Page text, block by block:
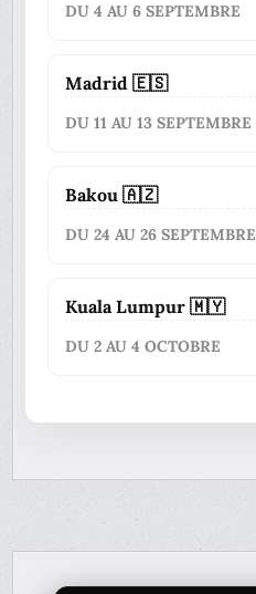
DU 4 AU 6 SEPTEMBRE
Madrid 🇪🇸
DU 11 AU 13 SEPTEMBRE
Bakou 🇦🇿
DU 24 AU 26 SEPTEMBRE
Kuala Lumpur 🇲🇾
DU 2 AU 4 OCTOBRE